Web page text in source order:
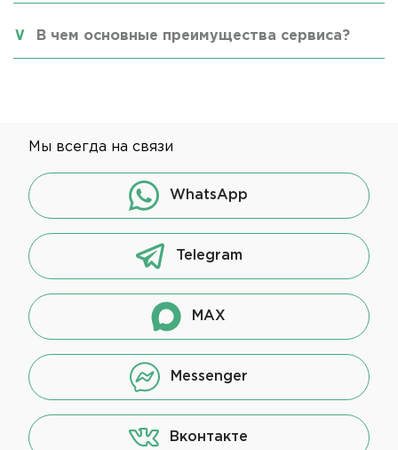
В чем основные преимущества сервиса?
Мы всегда на связи
WhatsApp
Telegram
MAX
Messenger
Вконтакте